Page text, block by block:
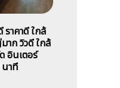
ราคาดี ใกล้
าก วิวดี ใกล้
อินเตอร์
าที